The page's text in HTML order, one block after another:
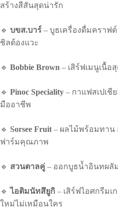
สร้างสีสันสุดน่ารัก
🔹 บขส.บาร์ – บูธเครื่องดื่มคราฟ
ชิลต้องแวะ
🔹 Bobbie Brown – เสิร์ฟเมนูเนื้อ
🔹 Pinoc Speciality – กาแฟสเปเชี
มืออาชีพ
🔹 Sorsee Fruit – ผลไม้พร้อมทาน
ฟาร์มคุณภาพ
🔹 สวนตาลคู่ – ออกบูธน้ำอินทผ
🔹ไอติมนัทสึยูกิ – เสิร์ฟไอศกรีม
ใหม่ไม่เหมือนใคร